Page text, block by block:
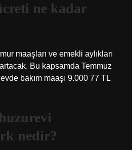
ne kadar
maaşları ve emekli aylıkları
Bu kapsamda Temmuz
bakım maaşı 9.000 77 TL
nedir?